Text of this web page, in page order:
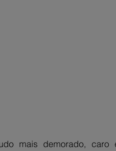
mais demorado, caro